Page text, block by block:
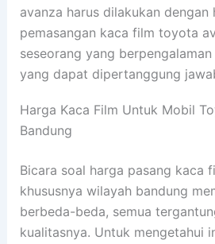
avanza harus dilakukan
pemasangan kaca film toyota
seseorang yang
yang dapat dipertanggung
Harga Kaca Film Untuk Mobil
Bandung
Bicara soal harga pasang kaca
khususnya wilayah bandung
berbeda-beda, semua
kualitasnya. Untuk mengetahui